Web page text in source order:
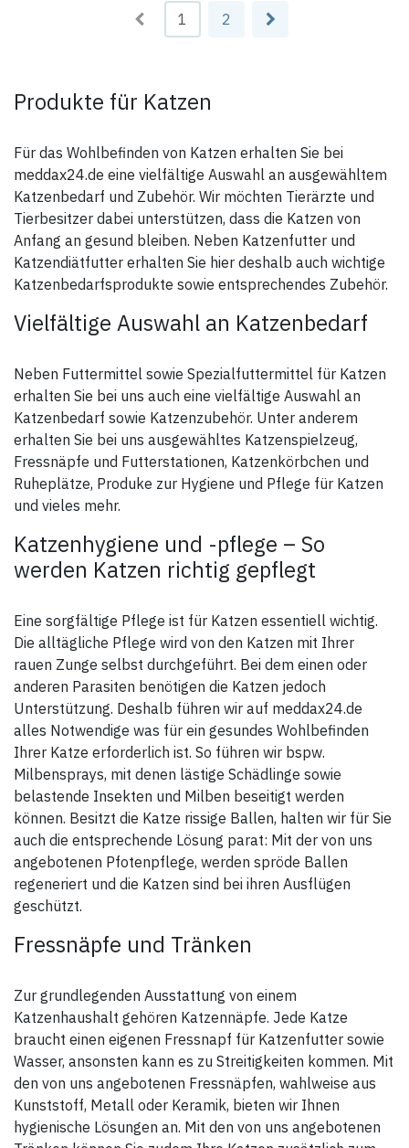
Unsicherheiten bezüglich der
beobachteten Symptome
Tierarzt.
Anwender:
Chrysanthemum und die
Lösungsmittel können in sehr
seltenen Fällen zu
Hautempfindlichkeiten oder
vorübergehenden
Hautreaktionen, wie einer
Irritation oder einem Kribbeln
der Haut führen. Während der
Anwendung nicht essen,
Kontakt mit den Augen und der
Mundschleimhaut vermeiden.
und Seife abwaschen. Nach der
Anwendung sind die Hände
sorgfältig zu waschen. Die
Katze sollte nach der
Anwendung, insbesondere im
Nackenbereich, nicht
gestreichelt werden, bis die
behandelte Stelle getrocknet
ist. Falls der Tubeninhalt
versehentlich verschluckt wird,
sollte unverzüglich ein Arzt
Lösungsmittel in ARDAP Spot-
On kann bestimmte
Materialien, wie Leder, Stoffe,
Kunststoffe und polierte
Kontakt mit solchen
Materialien getrocknet sein.
Bei Überempfindlichkeit
gegenüber dem Lösungsmittel
kann es vereinzelt zu
kurzzeitigen allergischen
Reaktionen kommen.
Flüssigkeit und Dampf
entzündbar. Verursacht
schwere Augenreizung. Sehr
giftig für Wasserorganismen
mit langfristiger Wirkung. Ist
ärztlicher Rat erforderlich,
Verpackung oder
Kennzeichnungsetikett
bereithalten. Darf nicht in die
Hände von Kindern gelangen.
BEI KONTAKT MIT DEN
AUGEN: Einige Minuten lang
behutsam mit Wasser
ausspülen. Eventuell
vorhandene Kontaktlinsen
Weiter ausspülen.
Verschüttete Mengen
Kühl halten. Inhalt / Behälter
der Entsorgung gemäß den
örtlichen/nationalen/internationalen
Vorschriften zuführen.
Aufbewahrung:
Von Hitze, heißen Oberflächen,
Funken, offenen Flammen
sowie anderen Zündquellen
fernhalten. Nicht rauchen.
Freisetzung in die Umwelt
erforderlich, Verpackung oder
Kennzeichnungsetikett
bereithalten.
P102 Darf nicht in die Hände
von Kindern gelangen.
P273 Freisetzung in die
Umwelt vermeiden.
P501 Inhalt / Behälter gemäß
lokalen Vorschriften der
Entsorgung zuführen
- mittels Haken auch einfach
1 2
Produkte für Katzen
Für das Wohlbefinden von Katzen erhalten Sie bei
meddax24.de eine vielfältige Auswahl an ausgewähltem
Katzenbedarf und Zubehör. Wir möchten Tierärzte und
Tierbesitzer dabei unterstützen, dass die Katzen von
Anfang an gesund bleiben. Neben Katzenfutter und
Katzendiätfutter erhalten Sie hier deshalb auch wichtige
Katzenbedarfsprodukte sowie entsprechendes Zubehör.
Vielfältige Auswahl an Katzenbedarf
Neben Futtermittel sowie Spezialfuttermittel für Katzen
erhalten Sie bei uns auch eine vielfältige Auswahl an
Katzenbedarf sowie Katzenzubehör. Unter anderem
erhalten Sie bei uns ausgewähltes Katzenspielzeug,
Fressnäpfe und Futterstationen, Katzenkörbchen und
Ruheplätze, Produke zur Hygiene und Pflege für Katzen
und vieles mehr.
Katzenhygiene und -pflege – So
werden Katzen richtig gepflegt
Eine sorgfältige Pflege ist für Katzen essentiell wichtig.
Die alltägliche Pflege wird von den Katzen mit Ihrer
rauen Zunge selbst durchgeführt. Bei dem einen oder
anderen Parasiten benötigen die Katzen jedoch
Unterstützung. Deshalb führen wir auf meddax24.de
alles Notwendige was für ein gesundes Wohlbefinden
Ihrer Katze erforderlich ist. So führen wir bspw.
Milbensprays, mit denen lästige Schädlinge sowie
belastende Insekten und Milben beseitigt werden
können. Besitzt die Katze rissige Ballen, halten wir für Sie
auch die entsprechende Lösung parat: Mit der von uns
angebotenen Pfotenpflege, werden spröde Ballen
regeneriert und die Katzen sind bei ihren Ausflügen
geschützt.
Fressnäpfe und Tränken
Zur grundlegenden Ausstattung von einem
Katzenhaushalt gehören Katzennäpfe. Jede Katze
braucht einen eigenen Fressnapf für Katzenfutter sowie
Wasser, ansonsten kann es zu Streitigkeiten kommen. Mit
den von uns angebotenen Fressnäpfen, wahlweise aus
Kunststoff, Metall oder Keramik, bieten wir Ihnen
hygienische Lösungen an. Mit den von uns angebotenen